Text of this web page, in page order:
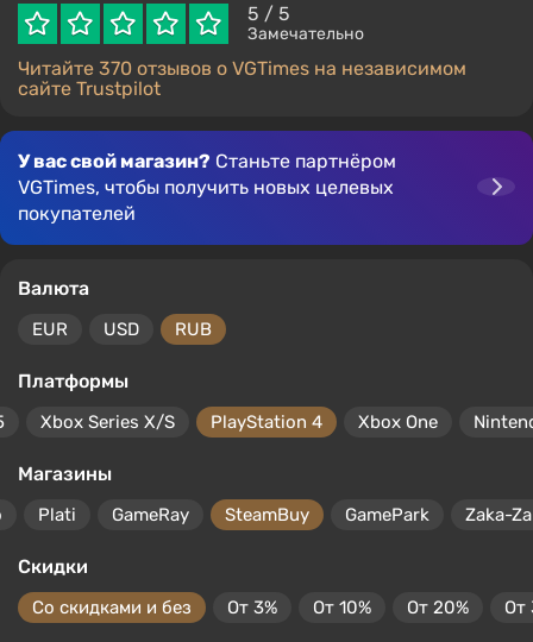
5 / 5
Замечательно
Читайте 370 отзывов о VGTimes на независимом
сайте Trustpilot
У вас свой магазин? Станьте партнёром
VGTimes, чтобы получить новых целевых
покупателей
Валюта
EUR USD RUB
Платформы
Xbox Series X/S PlayStation 4 Xbox One
Магазины
Plati GameRay SteamBuy GamePark Zaka-
Скидки
Со скидками и без От 3% От 10% От 20% От